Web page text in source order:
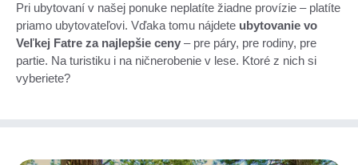
Pri ubytovaní v našej ponuke neplatíte žiadne provízie – platíte
priamo ubytovateľovi. Vďaka tomu nájdete ubytovanie vo
Veľkej Fatre za najlepšie ceny – pre páry, pre rodiny, pre
partie. Na turistiku i na ničnerobenie v lese. Ktoré z nich si
vyberiete?